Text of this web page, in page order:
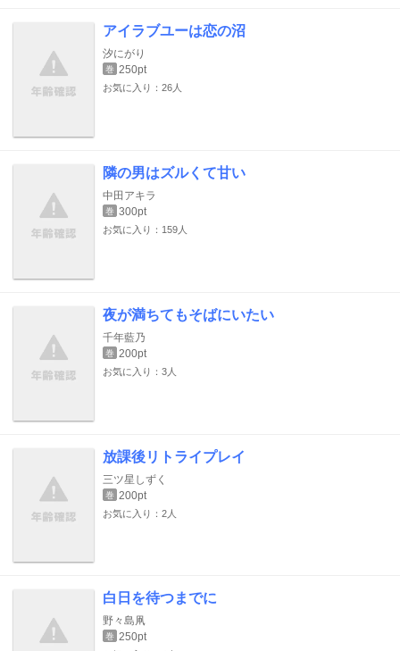
アイラブユーは恋の沼
汐にがり
巻 250pt
お気に入り：26人
隣の男はズルくて甘い
中田アキラ
巻 300pt
お気に入り：159人
夜が満ちてもそばにいたい
千年藍乃
巻 200pt
お気に入り：3人
放課後リトライプレイ
三ツ星しずく
巻 200pt
お気に入り：2人
白日を待つまでに
野々島凧
巻 250pt